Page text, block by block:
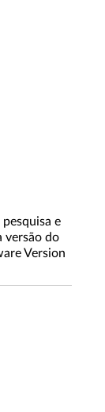
e
versão do
Version